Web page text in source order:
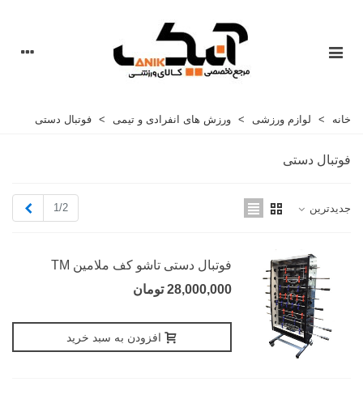
خانه > لوازم ورزشی > ورزش های انفرادی و تیمی > فوتبال دستی
فوتبال دستی
جدیدترین 1/2
فوتبال دستی تاشو کف ملامین TM
28,000,000 تومان
افزودن به سبد خرید